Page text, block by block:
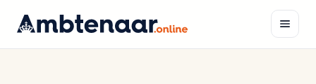
inhoud